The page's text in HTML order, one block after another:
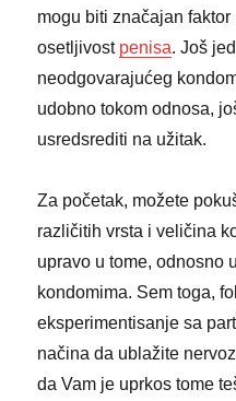
mogu biti značajan
osetljivost penisa. Još
neodgovarajućeg
udobno tokom odnosa,
usredsrediti na užitak.
Za početak, možete
različitih vrsta i veličina
upravo u tome, odnosno
kondomima. Sem toga,
eksperimentisanje sa
načina da ublažite
da Vam je uprkos tome